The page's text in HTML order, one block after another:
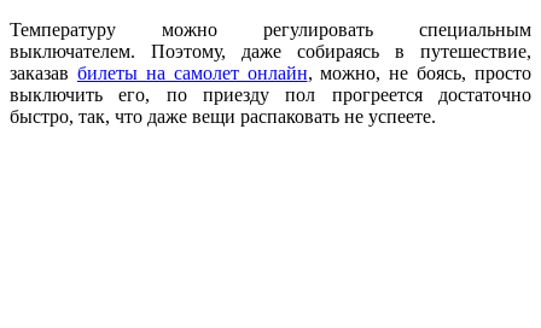
Температуру можно регулировать специальным
выключателем. Поэтому, даже собираясь в путешествие,
заказав билеты на самолет онлайн, можно, не боясь, просто
выключить его, по приезду пол прогреется достаточно
быстро, так, что даже вещи распаковать не успеете.